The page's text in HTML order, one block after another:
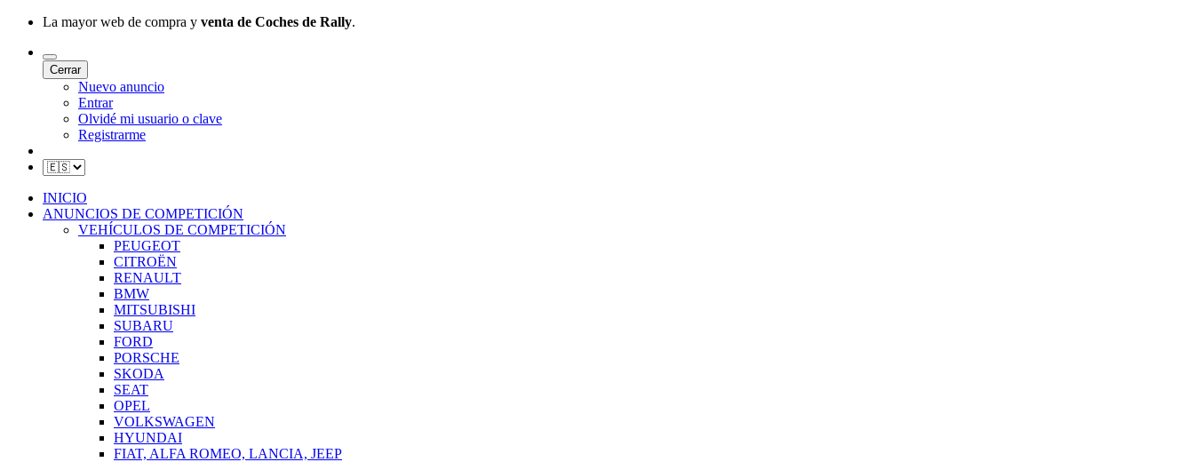
La mayor web de compra y venta de Coches de Rally.
Cerrar
Nuevo anuncio
Entrar
Olvidé mi usuario o clave
Registrarme
INICIO
ANUNCIOS DE COMPETICIÓN
VEHÍCULOS DE COMPETICIÓN
PEUGEOT
CITROËN
RENAULT
BMW
MITSUBISHI
SUBARU
FORD
PORSCHE
SKODA
SEAT
OPEL
VOLKSWAGEN
HYUNDAI
FIAT, ALFA ROMEO, LANCIA, JEEP